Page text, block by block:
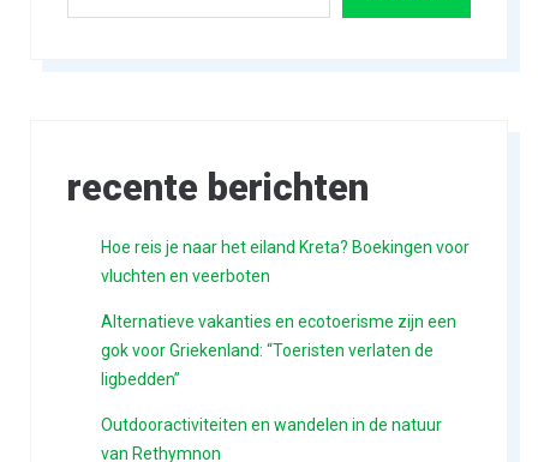
recente berichten
Hoe reis je naar het eiland Kreta? Boekingen voor
vluchten en veerboten
Alternatieve vakanties en ecotoerisme zijn een
gok voor Griekenland: “Toeristen verlaten de
ligbedden”
Outdooractiviteiten en wandelen in de natuur
van Rethymnon